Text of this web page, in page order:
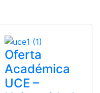
Oferta
Académica
UCE –